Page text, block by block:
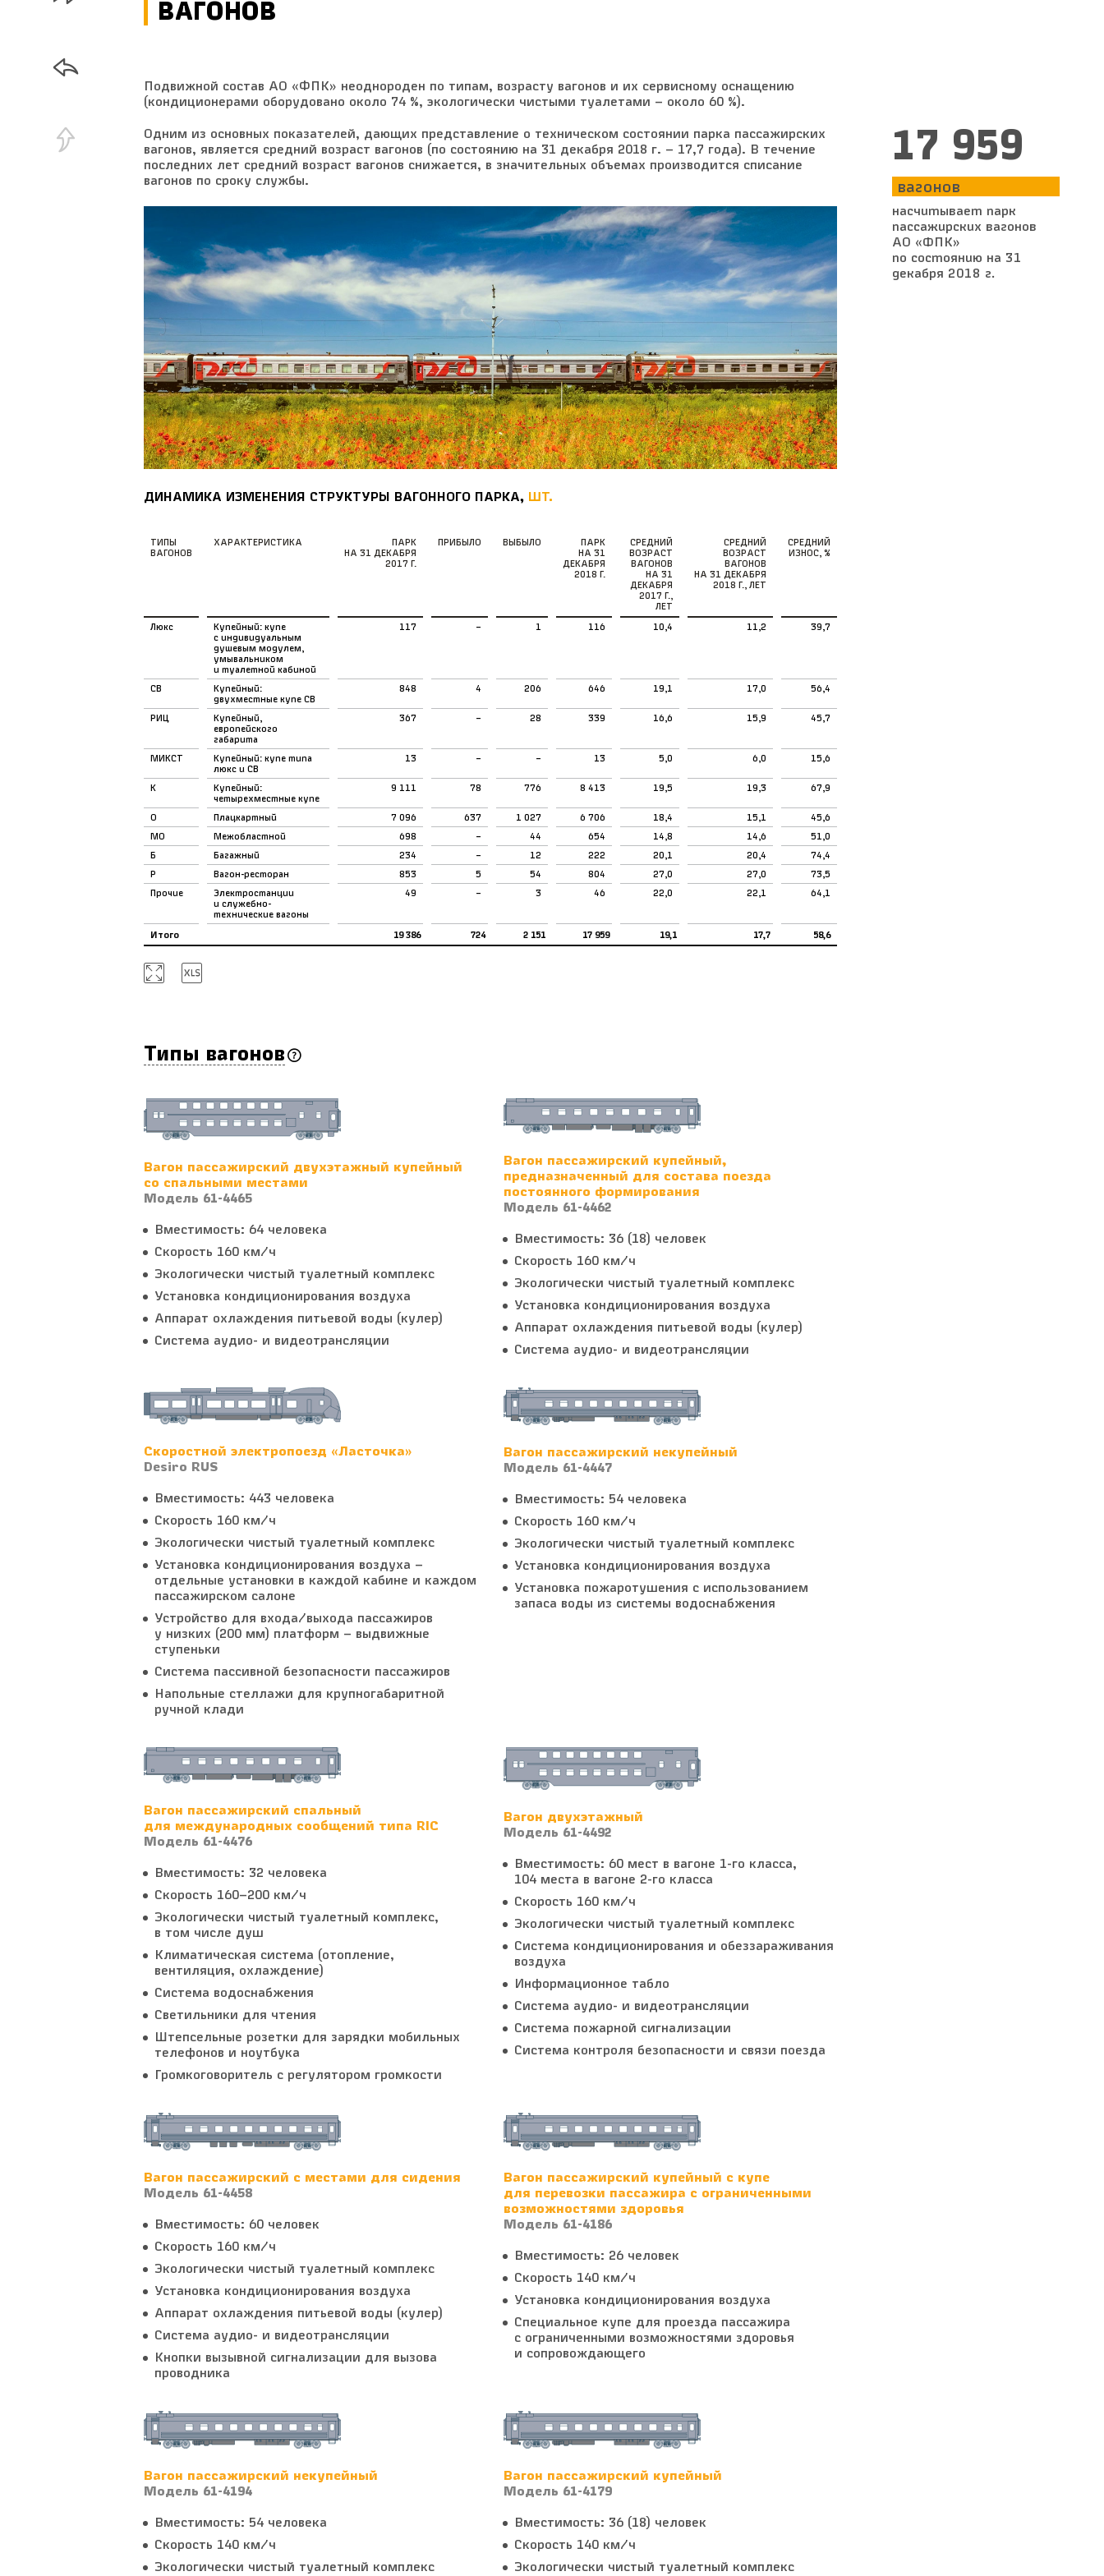
ВАГОНОВ
Подвижной состав АО «ФПК» неоднороден по типам, возрасту вагонов и их сервисному оснащению
(кондиционерами оборудовано около 74 %, экологически чистыми туалетами – около 60 %).
17 959
вагонов
насчитывает парк
пассажирских вагонов
АО «ФПК»
по состоянию на 31
декабря 2018 г.
Одним из основных показателей, дающих представление о техническом состоянии парка пассажирских
вагонов, является средний возраст вагонов (по состоянию на 31 декабря 2018 г. – 17,7 года). В течение
последних лет средний возраст вагонов снижается, в значительных объемах производится списание
вагонов по сроку службы.
ДИНАМИКА ИЗМЕНЕНИЯ СТРУКТУРЫ ВАГОННОГО ПАРКА, ШТ.
ТИПЫ
ВАГОНОВ
ХАРАКТЕРИСТИКА
ПАРК
НА 31 ДЕКАБРЯ
2017 Г.
ПРИБЫЛО ВЫБЫЛО
ПАРК
НА 31
ДЕКАБРЯ
2018 Г.
СРЕДНИЙ
ВОЗРАСТ
ВАГОНОВ
НА 31
ДЕКАБРЯ
2017 Г.,
ЛЕТ
СРЕДНИЙ
ВОЗРАСТ
ВАГОНОВ
НА 31 ДЕКАБРЯ
2018 Г., ЛЕТ
СРЕДНИЙ
ИЗНОС, %
Люкс
Купейный: купе
с индивидуальным
душевым модулем,
умывальником
и туалетной кабиной
117 – 1 116 10,4 11,2 39,7
СВ
Купейный:
двухместные купе СВ
848 4 206 646 19,1 17,0 56,4
РИЦ
Купейный,
европейского
габарита
367 – 28 339 16,6 15,9 45,7
МИКСТ
Купейный: купе типа
люкс и СВ
13 – – 13 5,0 6,0 15,6
К
Купейный:
четырехместные купе
9 111 78 776 8 413 19,5 19,3 67,9
О Плацкартный 7 096 637 1 027 6 706 18,4 15,1
45,6
МО
Межобластной 698 – 44 654 14,8 14,6
51,0
Б
Багажный 234 – 12 222 20,1 20,4
74,4
Р
Вагон-ресторан 853 5 54 804 27,0 27,0
73,5
Прочие
Электростанции
и служебно-
технические вагоны
49 – 3 46 22,0 22,1 64,1
Итого 19 386 724 2 151 17 959 19,1 17,7 58,6
Типы вагонов
Вагон пассажирский двухэтажный купейный
со спальными местами
Модель 61-4465
Вместимость: 64 человека
Скорость 160 км/ч
Экологически чистый туалетный комплекс
Установка кондиционирования воздуха
Аппарат охлаждения питьевой воды (кулер)
Система аудио- и видеотрансляции
Вагон пассажирский купейный,
предназначенный для состава поезда
постоянного формирования
Модель 61-4462
Вместимость: 36 (18) человек
Скорость 160 км/ч
Экологически чистый туалетный комплекс
Установка кондиционирования воздуха
Аппарат охлаждения питьевой воды (кулер)
Система аудио- и видеотрансляции
Скоростной электропоезд «Ласточка»
Desiro RUS
Вместимость: 443 человека
Скорость 160 км/ч
Экологически чистый туалетный комплекс
Установка кондиционирования воздуха –
отдельные установки в каждой кабине и каждом
пассажирском салоне
Устройство для входа/выхода пассажиров
у низких (200 мм) платформ – выдвижные
ступеньки
Система пассивной безопасности пассажиров
Напольные стеллажи для крупногабаритной
ручной клади
Вагон пассажирский некупейный
Модель 61-4447
Вместимость: 54 человека
Скорость 160 км/ч
Экологически чистый туалетный комплекс
Установка кондиционирования воздуха
Установка пожаротушения с использованием
запаса воды из системы водоснабжения
Вагон пассажирский спальный
для международных сообщений типа RIC
Модель 61-4476
Вместимость: 32 человека
Скорость 160–200 км/ч
Экологически чистый туалетный комплекс,
в том числе душ
Климатическая система (отопление,
вентиляция, охлаждение)
Система водоснабжения
Светильники для чтения
Штепсельные розетки для зарядки мобильных
телефонов и ноутбука
Громкоговоритель с регулятором громкости
Вагон двухэтажный
Модель 61-4492
Вместимость: 60 мест в вагоне 1-го класса,
104 места в вагоне 2-го класса
Скорость 160 км/ч
Экологически чистый туалетный комплекс
Система кондиционирования и обеззараживания
воздуха
Информационное табло
Система аудио- и видеотрансляции
Система пожарной сигнализации
Система контроля безопасности и связи поезда
Вагон пассажирский с местами для сидения
Модель 61-4458
Вместимость: 60 человек
Скорость 160 км/ч
Экологически чистый туалетный комплекс
Установка кондиционирования воздуха
Аппарат охлаждения питьевой воды (кулер)
Система аудио- и видеотрансляции
Кнопки вызывной сигнализации для вызова
проводника
Вагон пассажирский купейный с купе
для перевозки пассажира с ограниченными
возможностями здоровья
Модель 61-4186
Вместимость: 26 человек
Скорость 140 км/ч
Установка кондиционирования воздуха
Специальное купе для проезда пассажира
с ограниченными возможностями здоровья
и сопровождающего
Вагон пассажирский некупейный
Модель 61-4194
Вместимость: 54 человека
Скорость 140 км/ч
Экологически чистый туалетный комплекс
Вагон пассажирский купейный
Модель 61-4179
Вместимость: 36 (18) человек
Скорость 140 км/ч
Экологически чистый туалетный комплекс